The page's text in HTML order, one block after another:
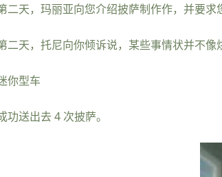
二天，玛丽亚向您介绍披萨制作作，并要求
二天，托尼向你倾诉说，某些事情状并不像
你型车
功送出去 4 次披萨。